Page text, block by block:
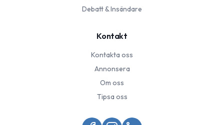
Debatt & Insändare
Kontakt
Kontakta oss
Annonsera
Om oss
Tipsa oss